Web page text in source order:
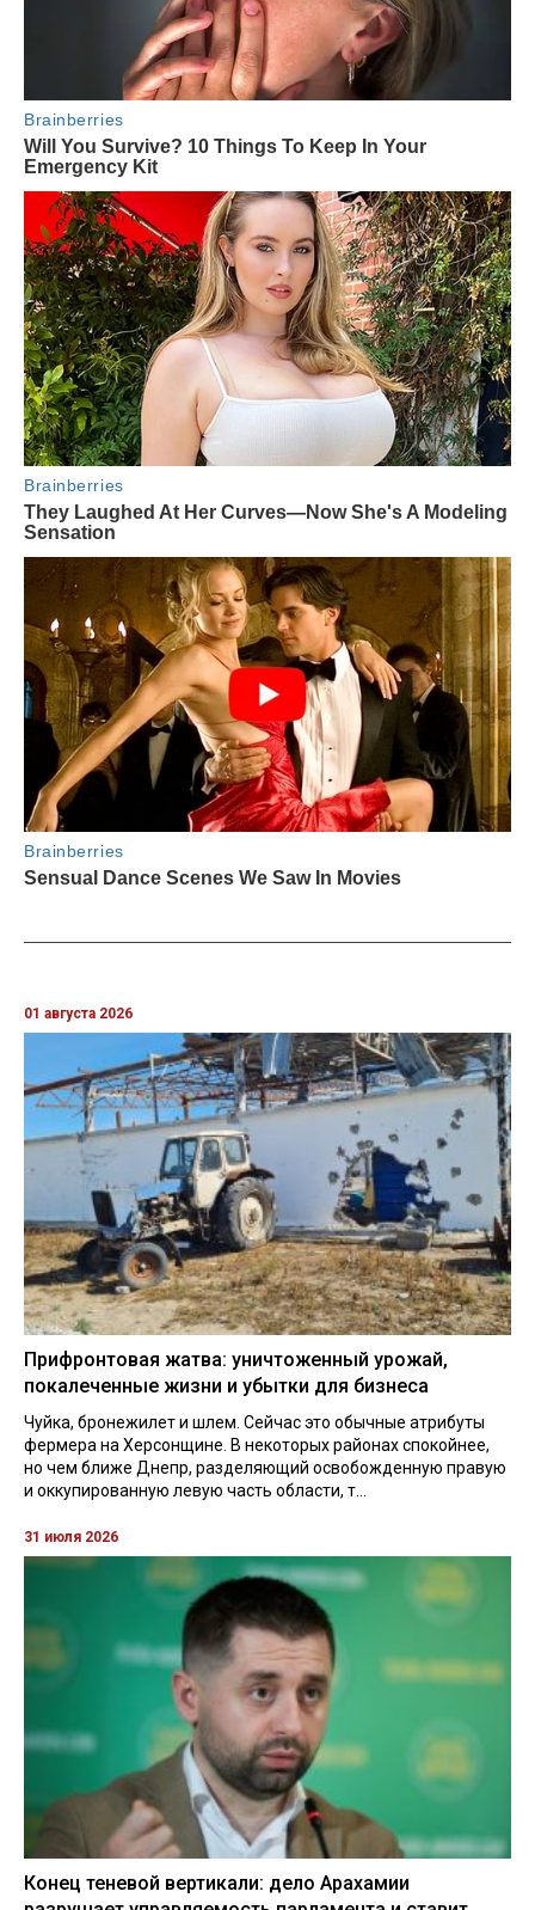
01 августа 2026
Прифронтовая жатва: уничтоженный урожай,
покалеченные жизни и убытки для бизнеса
Чуйка, бронежилет и шлем. Сейчас это обычные атрибуты
фермера на Херсонщине. В некоторых районах спокойнее,
но чем ближе Днепр, разделяющий освобожденную правую
и оккупированную левую часть области, т...
31 июля 2026
Конец теневой вертикали: дело Арахамии